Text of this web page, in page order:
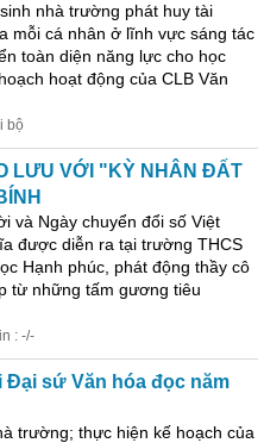
nhà trường phát huy tài
mỗi cá nhân ở lĩnh vực sáng tác
toàn diện năng lực cho học
hoạt động của CLB Văn
bộ
LƯU VỚI "KỲ NHÂN ĐẤT
và Ngày chuyển đổi số Việt
được diễn ra tại trường THCS
Hạnh phúc, phát động thầy cô
từ những tấm gương tiêu
: -/-
Đại sứ Văn hóa đọc năm
trường; thực hiện kế hoạch của